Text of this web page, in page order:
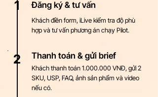
1
2
Đăng ký & tư vấn
Khách điền form, iLive kiểm tra độ phù
hợp và tư vấn phương án chạy Pilot.
Thanh toán & gửi brief
Khách thanh toán1.000.000 VNĐ, gửi 2
SKU, USP, FAQ, ảnh sản phẩm và video
nếu có.